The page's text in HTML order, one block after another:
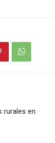
rurales en